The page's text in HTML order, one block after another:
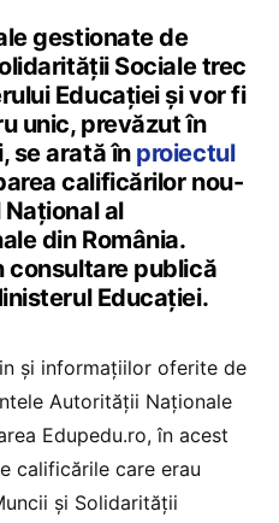
gestionate de
Sociale trec
Educației și vor fi
unic, prevăzut în
se arată în proiectul
calificărilor nou-
al
din România.
consultare publică
Educației.
și informațiilor oferite de
Autorității Naționale
Edupedu.ro, în acest
calificările care erau
și Solidarității